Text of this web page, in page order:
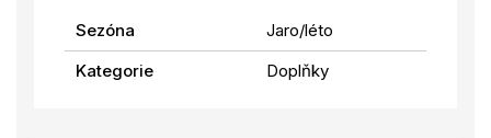
Sezóna
Jaro/léto
Kategorie
Doplňky